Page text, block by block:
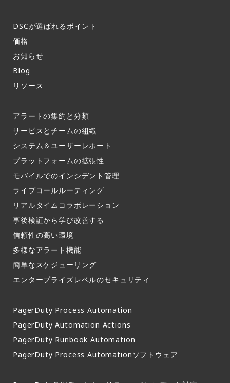
DSCが選ばれるポイント
価格
お知らせ​
Blog
リソース
アラートの集約と分類​
サービスとチームの組織​
システム＆ユーザーレポート​
プラットフォームの拡張性
モバイルでのインシデント管理​
ライブコールルーティング​
リアルタイムコラボレーション​
事後検証から学び改善する
信頼性の高い環境​
多様なアラート機能​
簡単なスケジューリング​
エンタープライズレベルのセキュリティ
PagerDuty Process Automation
PagerDuty Automation Actions
PagerDuty Runbook Automation
PagerDuty Process Automationソフトウェア